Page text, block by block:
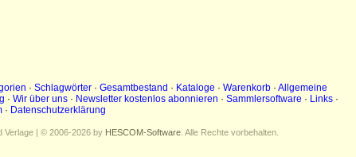
· Schlagwörter· Gesamtbestand · Kataloge · Warenkorb· Allgemeine
· Wir über uns · Newsletter kostenlos abonnieren · Sammlersoftware · Links ·
· Datenschutzerklärung
Verlage | © 2006-2026 by HESCOM-Software . Alle Rechte vorbehalten.